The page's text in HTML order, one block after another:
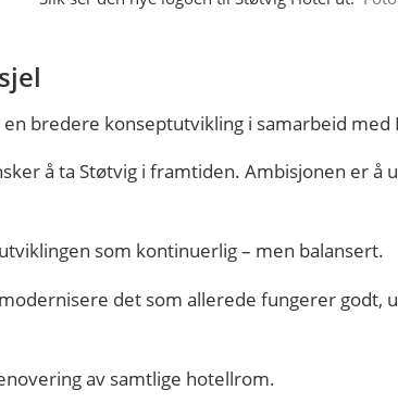
bredere konseptutvikling i samarbeid med
å ta Støtvig i framtiden. Ambisjonen er
som kontinuerlig – men balansert.
det som allerede fungerer godt,
av samtlige hotellrom.